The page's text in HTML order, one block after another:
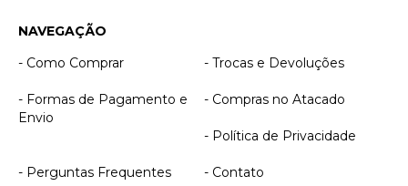
NAVEGAÇÃO
- Como Comprar
- Trocas e Devoluções
- Formas de Pagamento e
Envio
- Compras no Atacado
- Política de Privacidade
- Perguntas Frequentes - Contato